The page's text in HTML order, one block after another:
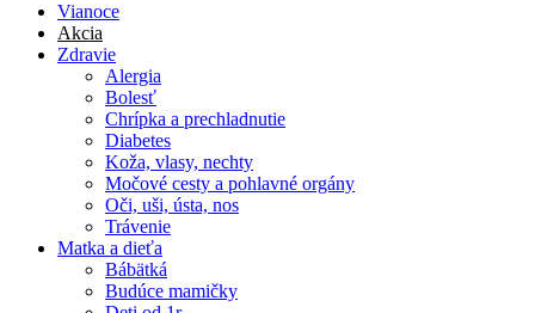
Vianoce
Akcia
Zdravie
Alergia
Bolesť
Chrípka a prechladnutie
Diabetes
Koža, vlasy, nechty
Močové cesty a pohlavné orgány
Oči, uši, ústa, nos
Trávenie
Matka a dieťa
Bábätká
Budúce mamičky